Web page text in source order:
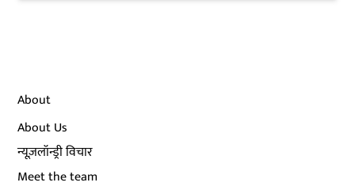
About
About Us
न्यूज़लॉन्ड्री विचार
Meet the team